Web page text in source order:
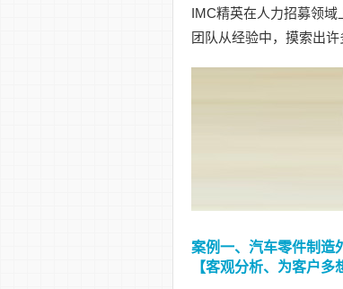
IMC精英在人力招募领
团队从经验中，摸索出
案例一、汽车零件制造
【客观分析、为客户多